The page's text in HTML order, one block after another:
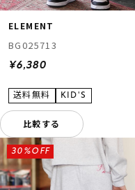
ELEMENT
BG025713
¥6,380
比較する
30%OFF